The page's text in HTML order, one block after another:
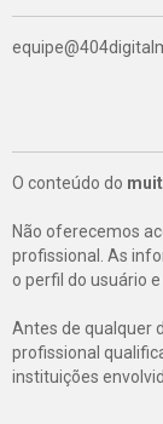
O conteúdo do
Não oferecemos
profissional. As
o perfil do usuário
Antes de qualquer
profissional
instituições